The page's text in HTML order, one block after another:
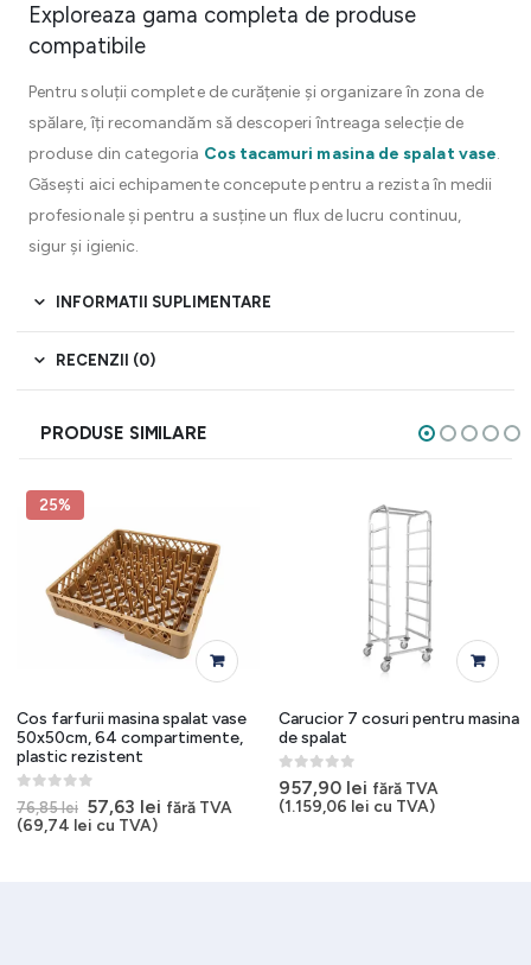
Exploreaza gama completa de produse
compatibile
Pentru soluții complete de curățenie și organizare în zona de
spălare, îți recomandăm să descoperi întreaga selecție de
produse din categoria Cos tacamuri masina de spalat vase.
Găsești aici echipamente concepute pentru a rezista în medii
profesionale și pentru a susține un flux de lucru continuu,
sigur și igienic.
INFORMATII SUPLIMENTARE
RECENZII (0)
PRODUSE SIMILARE
25%
Cos farfurii masina spalat vase
50x50cm, 64 compartimente,
plastic rezistent
0out of 5
76,85lei Prețul
inițial
57,63 leiPrețul
fără TVA
(69,74 lei cu TVA)
Carucior 7 cosuri pentru masina
de spalat
0out of 5
957,90 lei fără TVA
(1.159,06 lei cu TVA)